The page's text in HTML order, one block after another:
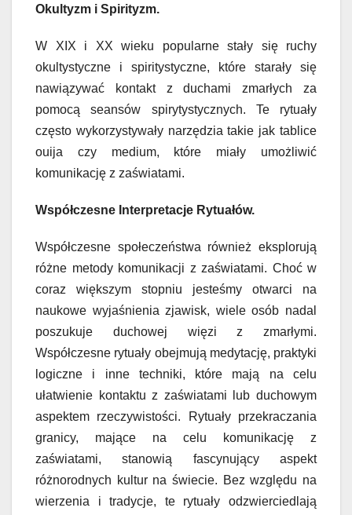
Okultyzm i Spirityzm.
W XIX i XX wieku popularne stały się ruchy
okultystyczne i spiritystyczne, które starały się
nawiązywać kontakt z duchami zmarłych za
pomocą seansów spirytystycznych. Te rytuały
często wykorzystywały narzędzia takie jak tablice
ouija czy medium, które miały umożliwić
komunikację z zaświatami.
Współczesne Interpretacje Rytuałów.
Współczesne społeczeństwa również eksplorują
różne metody komunikacji z zaświatami. Choć w
coraz większym stopniu jesteśmy otwarci na
naukowe wyjaśnienia zjawisk, wiele osób nadal
poszukuje duchowej więzi z zmarłymi.
Współczesne rytuały obejmują medytację, praktyki
logiczne i inne techniki, które mają na celu
ułatwienie kontaktu z zaświatami lub duchowym
aspektem rzeczywistości. Rytuały przekraczania
granicy, mające na celu komunikację z
zaświatami, stanowią fascynujący aspekt
różnorodnych kultur na świecie. Bez względu na
wierzenia i tradycje, te rytuały odzwierciedlają